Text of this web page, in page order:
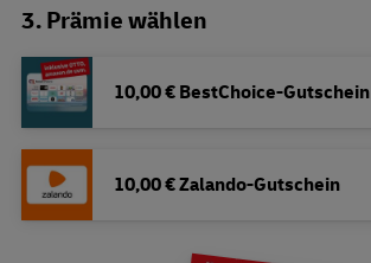
3. Prämie wählen
10,00 € BestChoice-Gutschein
10,00 € Zalando-Gutschein